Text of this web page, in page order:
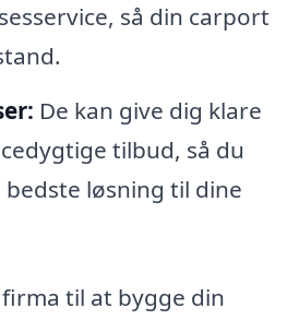
så din carport
De kan give dig klare
tilbud, så du
løsning til dine
til at bygge din